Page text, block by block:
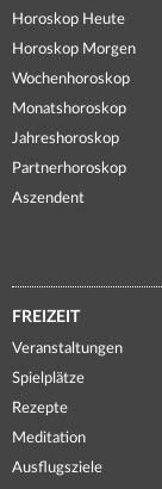
Horoskop Heute
Horoskop Morgen
Wochenhoroskop
Monatshoroskop
Jahreshoroskop
Partnerhoroskop
Aszendent
FREIZEIT
Veranstaltungen
Spielplätze
Rezepte
Meditation
Ausflugsziele